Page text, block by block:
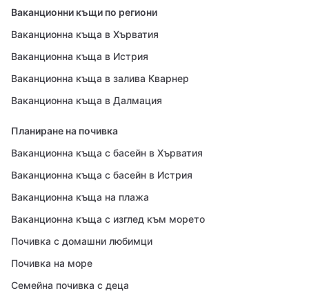
Ваканционни къщи по региони
Ваканционна къща в Хърватия
Ваканционна къща в Истрия
Ваканционна къща в залива Кварнер
Ваканционна къща в Далмация
Планиране на почивка
Ваканционна къща с басейн в Хърватия
Ваканционна къща с басейн в Истрия
Ваканционна къща на плажа
Ваканционна къща с изглед към морето
Почивка с домашни любимци
Почивка на море
Семейна почивка с деца